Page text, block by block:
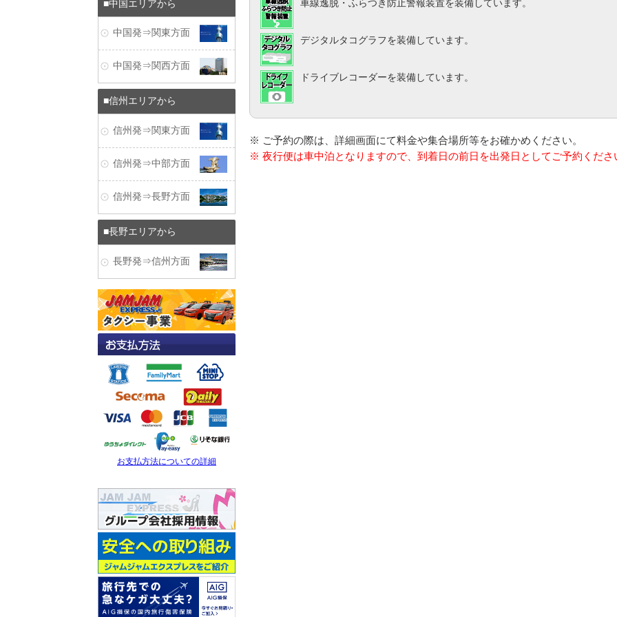
車線逸脱・ふらつき防止警報装置を装備しています。
デジタルタコグラフを装備しています。
ドライブレコーダーを装備しています。
※ ご予約の際は、詳細画面にて料金や集合場所等をお確かめください。
※ 夜行便は車中泊となりますので、到着日の前日を出発日としてご予約くださ
中国エリアから
中国発⇒関東方面
中国発⇒関西方面
信州エリアから
信州発⇒関東方面
信州発⇒中部方面
信州発⇒長野方面
長野エリアから
長野発⇒信州方面
お支払方法についての詳細